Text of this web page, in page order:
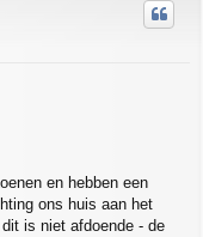
en hebben een
ons huis aan het
is niet afdoende - de